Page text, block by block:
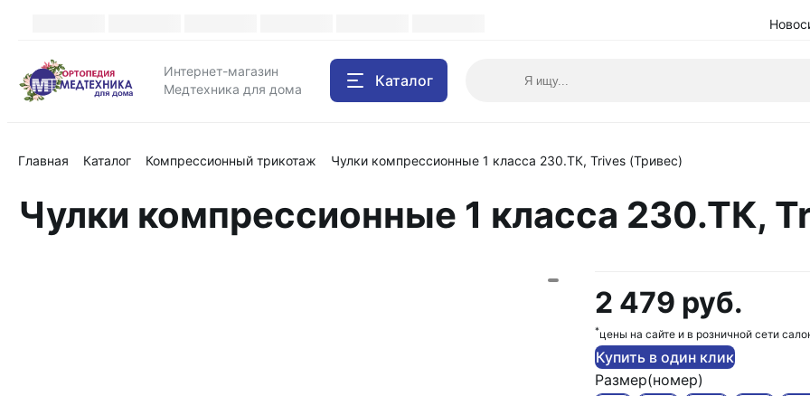
Интернет-магазин
Медтехника для дома
Каталог
Главная Каталог Компрессионный трикотаж Чулки компрессионные 1 класса 230.ТК, Trives (Тривес)
Чулки компрессионные 1 класса 230.ТК,
2 479 руб.
*цены на сайте и в розничной сети
Купить в один клик
Размер(номер)